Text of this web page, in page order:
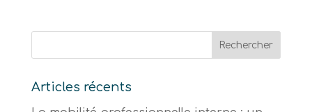
Articles récents